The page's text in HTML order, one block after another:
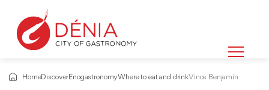
HomeDiscoverEnogastronomyWhere to eat and drinkVinos Benjamín